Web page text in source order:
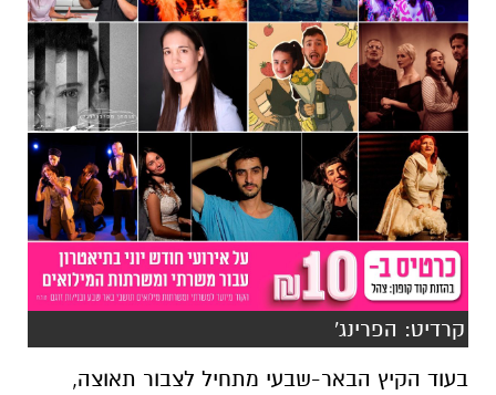
קרדיט: הפרינג'
בעוד הקיץ הבאר-שבעי מתחיל לצבור תאוצה,